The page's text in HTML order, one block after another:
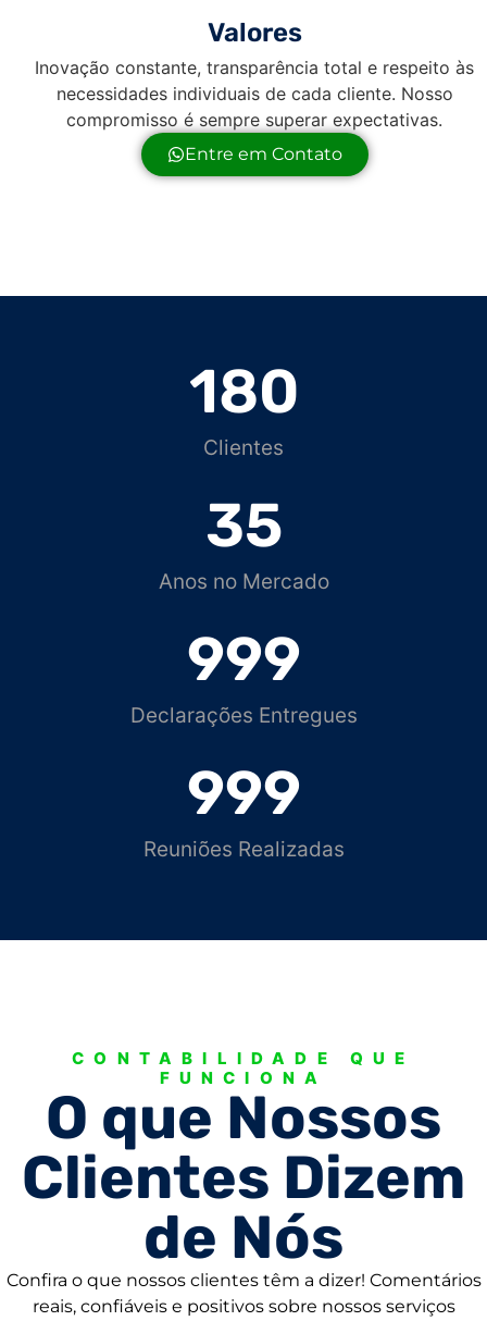
Valores
Inovação constante, transparência total e respeito às
necessidades individuais de cada cliente. Nosso
compromisso é sempre superar expectativas.
Entre em Contato
Clientes
180
Anos no Mercado
35
Declarações Entregues
999
Reuniões Realizadas
999
CONTABILIDADE QUE
FUNCIONA
O que Nossos
Clientes Dizem
de Nós
Confira o que nossos clientes têm a dizer! Comentários
reais, confiáveis e positivos sobre nossos serviços